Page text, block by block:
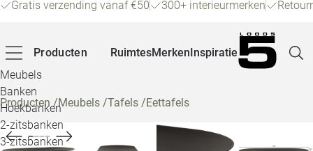
Gratis verzending vanaf €50 300+ interieurmerken
Producten
Meubels
Banken
Hoekbanken
2-zitsbanken
3-zitsbanken
RuimtesMerkenInspiratie
Producten/Meubels /Tafels /Eettafels